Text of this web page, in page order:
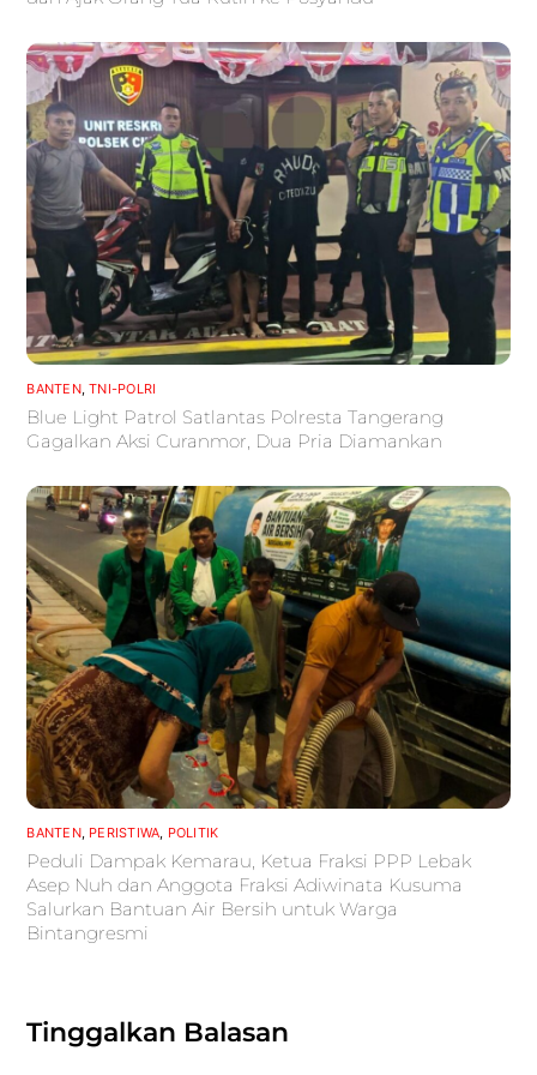
BANTEN,TNI-POLRI
Blue Light Patrol Satlantas Polresta Tangerang
Gagalkan Aksi Curanmor, Dua Pria Diamankan
BANTEN, PERISTIWA POLITIK
Peduli Dampak Kemarau, Ketua Fraksi PPP Lebak
Asep Nuh dan Anggota Fraksi Adiwinata Kusuma
Salurkan Bantuan Air Bersih untuk Warga
Bintangresmi
Tinggalkan Balasan